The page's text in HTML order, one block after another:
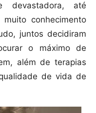
devastadora, até
conhecimento
juntos decidiram
o máximo de
além de terapias
de vida de